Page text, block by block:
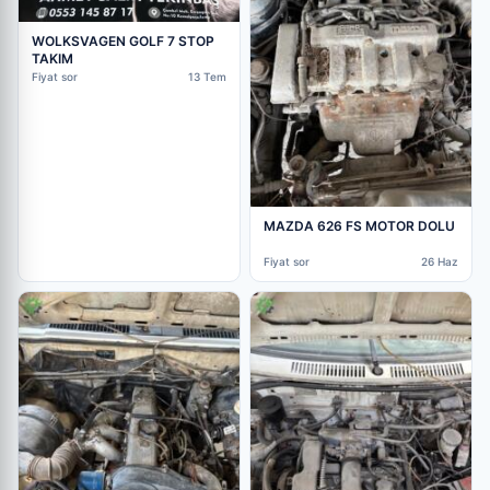
WOLKSVAGEN GOLF 7 STOP
TAKIM
Fiyat sor 13 Tem
MAZDA 626 FS MOTOR DOLU
Fiyat sor 26 Haz